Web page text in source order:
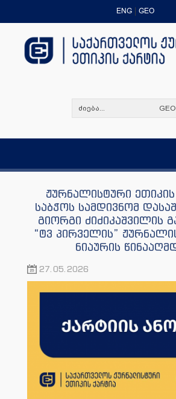
ENG GEO
GEO
ჟურნალისტური
საბჭოს სამდივნომ
გიორგი ძიძიკაშვილის
“ტვ პირველის”
ნიაურის
27.05.2026